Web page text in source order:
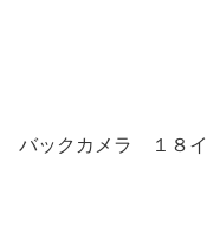
バックカメラ　１８